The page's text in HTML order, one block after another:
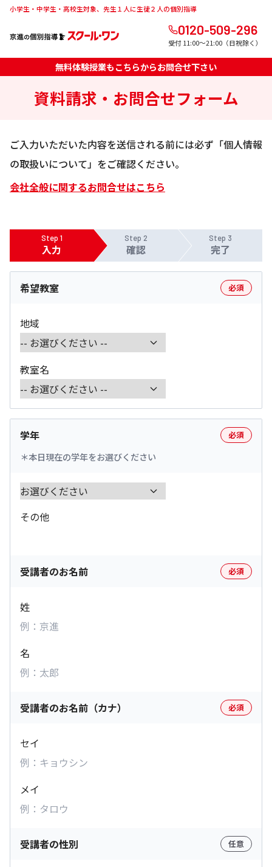
小学生・中学生・高校生対象、先生１人に生徒２人の個別指導
0120-509-296
受付 11:00～21:00（日祝除く）
資料請求・お問合せフォーム
無料体験授業もこちらからお問合せ下さい
ご入力いただいた内容を送信される前には必ず「個人情報
の取扱いについて」をご確認ください。
会社全般に関するお問合せはこちら
Step 1
入力
Step 2
確認
Step 3
完了
希望教室 必須
地域
教室名
学年 必須
本日現在の学年をお選びください
その他
受講者のお名前 必須
姓
名
受講者のお名前（カナ） 必須
セイ
メイ
受講者の性別 任意